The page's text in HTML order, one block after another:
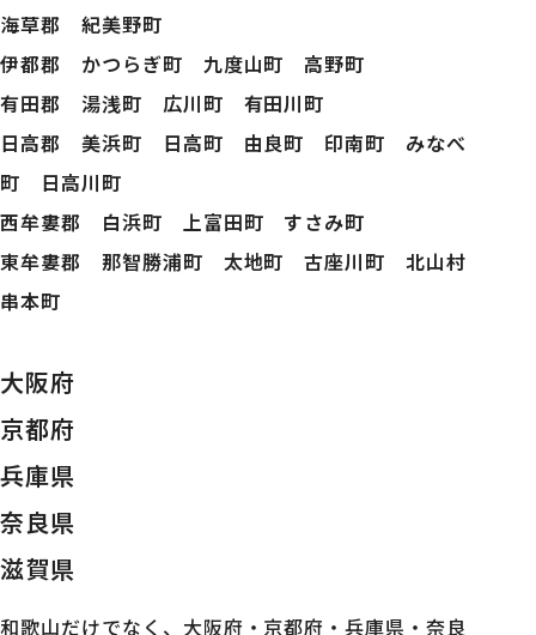
海草郡 紀美野町
伊都郡 かつらぎ町 九度山町 高野町
有田郡 湯浅町 広川町 有田川町
日高郡 美浜町 日高町 由良町 印南町 みなべ
町 日高川町
西牟婁郡 白浜町 上富田町 すさみ町
東牟婁郡 那智勝浦町 太地町 古座川町 北山村
串本町
大阪府
京都府
兵庫県
奈良県
滋賀県
和歌山だけでなく、大阪府・京都府・兵庫県・奈良